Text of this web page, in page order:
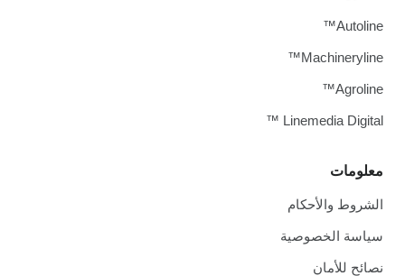
معلومات
الشروط والأحكام
سياسة الخصوصية
نصائح للأمان
Autoline™
Machineryline™
Agroline™
Linemedia Digital ™